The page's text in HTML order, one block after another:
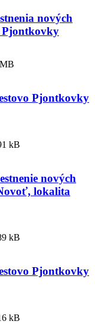
nových
Pjontkovky
Pjontkovky
kB
nových
lokalita
kB
Pjontkovky
kB